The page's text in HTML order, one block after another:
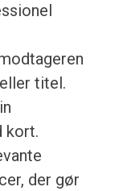
titel.
kort.
der gør